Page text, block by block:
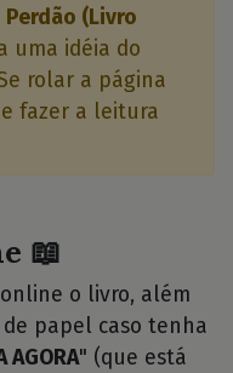
Perdão (Livro
uma idéia do
rolar a página
fazer a leitura
📖
o livro, além
papel caso tenha
AGORA" (que está